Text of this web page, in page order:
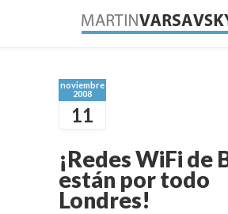
noviembre
2008
11
¡Redes WiFi de
están por todo
Londres!